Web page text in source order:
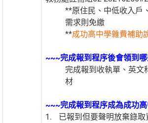
**原住民、中低收入戶
需求則免繳
**成功高中學雜費補助
~~~完成報到程序後會領到
完成報到收執單、英文
材
~~~完成報到程序成為成功
已報到但要聲明放棄錄取